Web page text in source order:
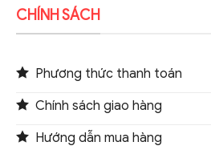
CHÍNH SÁCH
Phương thức thanh toán
Chính sách giao hàng
Hướng dẫn mua hàng